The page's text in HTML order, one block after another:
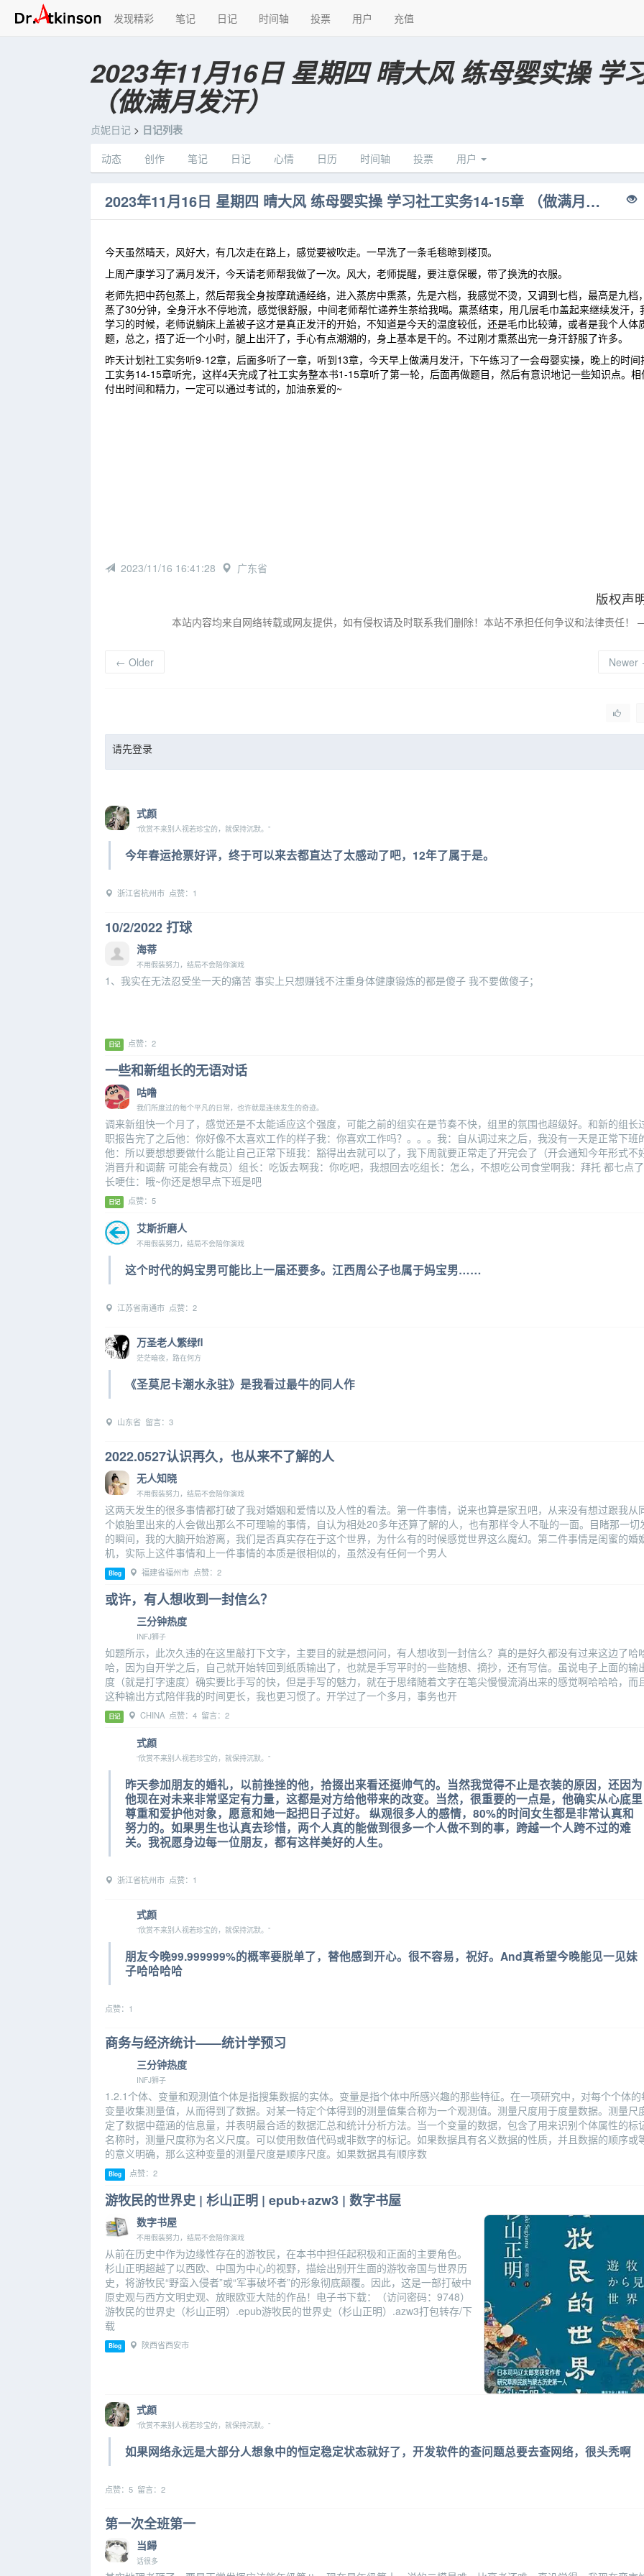
发现精彩 笔记 日记 时间轴 投票 用户 充值
2023年11月16日 星期四 晴大风 练母婴实操 学
（做满月发汗）
贞妮日记> 日记列表
动态
创作 笔记 日记 心情 日历 时间轴 投票 用户
2023年11月16日 星期四 晴大风 练母婴实操 学习社工实务14-15章 （做满月发汗）
今天虽然晴天，风好大，有几次走在路上，感觉要被吹走。一早洗了一条毛毯晾到楼顶。
上周产康学习了满月发汗，今天请老师帮我做了一次。风大，老师提醒，要注意保暖，带了换洗的衣服。
老师先把中药包蒸上，然后帮我全身按摩疏通经络，进入蒸房中熏蒸，先是六档，我感觉不烫，又调到七档，最高是九档
蒸了30分钟，全身汗水不停地流，感觉很舒服，中间老师帮忙递养生茶给我喝。熏蒸结束，用几层毛巾盖起来继续发汗，
学习的时候，老师说躺床上盖被子这才是真正发汗的开始，不知道是今天的温度较低，还是毛巾比较薄，或者是我个人体
题，总之，捂了近一个小时，腿上出汗了，手心有点潮潮的，身上基本是干的。不过刚才熏蒸出完一身汗舒服了许多。
昨天计划社工实务听9-12章，后面多听了一章，听到13章，今天早上做满月发汗，下午练习了一会母婴实操，晚上的时间
工实务14-15章听完，这样4天完成了社工实务整本书1-15章听了第一轮，后面再做题目，然后有意识地记一些知识点。相
付出时间和精力，一定可以通过考试的，加油亲爱的~
2023/11/16 16:41:28 广东省
版权声
本站内容均来自网络转载或网友提供，如有侵权请及时联系我们删除！本站不承担任何争议和法律责任！
← Older Newer
请先登录
式颜
“欣赏不来别人视若珍宝的，就保持沉默。”
今年春运抢票好评，终于可以来去都直达了太感动了吧，12年了属于是。
浙江省杭州市 点赞：1
10/2/2022 打球
海蒂
不用假装努力，结局不会陪你演戏
1、我实在无法忍受坐一天的痛苦 事实上只想赚钱不注重身体健康锻炼的都是傻子 我不要做傻子；
日记 点赞：2
一些和新组长的无语对话
咕噜
我们所度过的每个平凡的日常，也许就是连续发生的奇迹。
调来新组快一个月了，感觉还是不太能适应这个强度，可能之前的组实在是节奏不快，组里的氛围也超级好。和新的组长
职报告完了之后他：你好像不太喜欢工作的样子我：你喜欢工作吗？。。。我：自从调过来之后，我没有一天是正常下班
他：所以要想想要做什么能让自己正常下班我：豁得出去就可以了，我下周就要正常走了开完会了（开会通知今年形式不
消晋升和调薪 可能会有裁员）组长：吃饭去啊我：你吃吧，我想回去吃组长：怎么，不想吃公司食堂啊我：拜托 都七点
长哽住：哦~你还是想早点下班是吧
日记 点赞：5
艾斯折磨人
不用假装努力，结局不会陪你演戏
这个时代的妈宝男可能比上一届还要多。江西周公子也属于妈宝男……
江苏省南通市 点赞：2
万圣老人繁绿fl
茫茫暗夜，路在何方
《圣莫尼卡潮水永驻》是我看过最牛的同人作
山东省 留言：3
2022.0527认识再久，也从来不了解的人
无人知晓
不用假装努力，结局不会陪你演戏
这两天发生的很多事情都打破了我对婚姻和爱情以及人性的看法。第一件事情，说来也算是家丑吧，从来没有想过跟我从
个娘胎里出来的人会做出那么不可理喻的事情，自认为相处20多年还算了解的人，也有那样令人不耻的一面。目睹那一切
的瞬间，我的大脑开始游离，我们是否真实存在于这个世界，为什么有的时候感觉世界这么魔幻。第二件事情是闺蜜的婚
机，实际上这件事情和上一件事情的本质是很相似的，虽然没有任何一个男人
Blog 福建省福州市 点赞：2
或许，有人想收到一封信么？
三分钟热度
INFJ狮子
如题所示，此次久违的在这里敲打下文字，主要目的就是想问问，有人想收到一封信么？真的是好久都没有过来这边了哈
哈，因为自开学之后，自己就开始转回到纸质输出了，也就是手写平时的一些随想、摘抄，还有写信。虽说电子上面的输
度（就是打字速度）确实要比手写的快，但是手写的魅力，就在于思绪随着文字在笔尖慢慢流淌出来的感觉啊哈哈哈，而
这种输出方式陪伴我的时间更长，我也更习惯了。开学过了一个多月，事务也开
日记 CHINA 点赞：4 留言：2
式颜
“欣赏不来别人视若珍宝的，就保持沉默。”
昨天参加朋友的婚礼，以前挫挫的他，拾掇出来看还挺帅气的。当然我觉得不止是衣装的原因，还因为
他现在对未来非常坚定有力量，这都是对方给他带来的改变。当然，很重要的一点是，他确实从心底里
尊重和爱护他对象，愿意和她一起把日子过好。 纵观很多人的感情，80%的时间女生都是非常认真和
努力的。如果男生也认真去珍惜，两个人真的能做到很多一个人做不到的事，跨越一个人跨不过的难
关。我祝愿身边每一位朋友，都有这样美好的人生。
浙江省杭州市 点赞：1
式颜
“欣赏不来别人视若珍宝的，就保持沉默。”
朋友今晚99.999999%的概率要脱单了，替他感到开心。很不容易，祝好。And真希望今晚能见一见妹
子哈哈哈哈
点赞：1
商务与经济统计——统计学预习
三分钟热度
INFJ狮子
1.2.1个体、变量和观测值个体是指搜集数据的实体。变量是指个体中所感兴趣的那些特征。在一项研究中，对每个个体的
变量收集测量值，从而得到了数据。对某一特定个体得到的测量值集合称为一个观测值。测量尺度用于度量数据。测量尺
定了数据中蕴涵的信息量，并表明最合适的数据汇总和统计分析方法。当一个变量的数据，包含了用来识别个体属性的标
名称时，测量尺度称为名义尺度。可以使用数值代码或非数字的标记。如果数据具有名义数据的性质，并且数据的顺序或
的意义明确，那么这种变量的测量尺度是顺序尺度。如果数据具有顺序数
Blog 点赞：2
游牧民的世界史 | 杉山正明 | epub+azw3 | 数字书屋
数字书屋
不用假装努力，结局不会陪你演戏
从前在历史中作为边缘性存在的游牧民，在本书中担任起积极和正面的主要角色。
杉山正明超越了以西欧、中国为中心的视野，描绘出别开生面的游牧帝国与世界历
史，将游牧民“野蛮入侵者”或“军事破坏者”的形象彻底颠覆。因此，这是一部打破中
原史观与西方文明史观、放眼欧亚大陆的作品！电子书下载：（访问密码：9748）
游牧民的世界史（杉山正明）.epub游牧民的世界史（杉山正明）.azw3打包转存/下
载
Blog 陕西省西安市
式颜
“欣赏不来别人视若珍宝的，就保持沉默。”
如果网络永远是大部分人想象中的恒定稳定状态就好了，开发软件的查问题总要去查网络，很头秃啊
点赞：5 留言：2
第一次全班第一
当歸
话很多